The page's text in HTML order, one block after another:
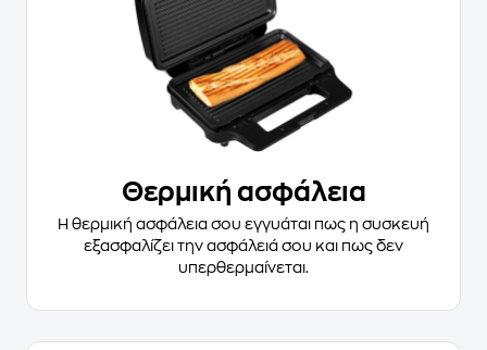
Θερμική ασφάλεια
Η θερμική ασφάλεια σου εγγυάται πως η συσκευή
εξασφαλίζει την ασφάλειά σου και πως δεν
υπερθερμαίνεται.